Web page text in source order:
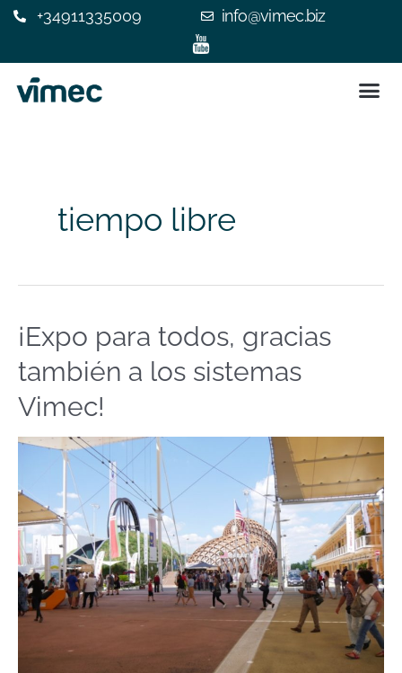
+34911335009 info@vimec.biz
tiempo libre
¡Expo para todos, gracias
también a los sistemas
Vimec!
¡Expo
para
todos,
también
los
Vimec!